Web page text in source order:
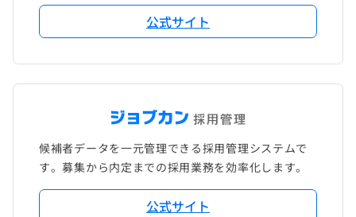
公式サイト
候補者データを一元管理できる採用管理システムで
す。募集から内定までの採用業務を効率化します。
公式サイト